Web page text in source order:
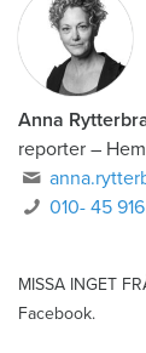
Anna
reporter –
010- 45
MISSA INGET
Facebook.